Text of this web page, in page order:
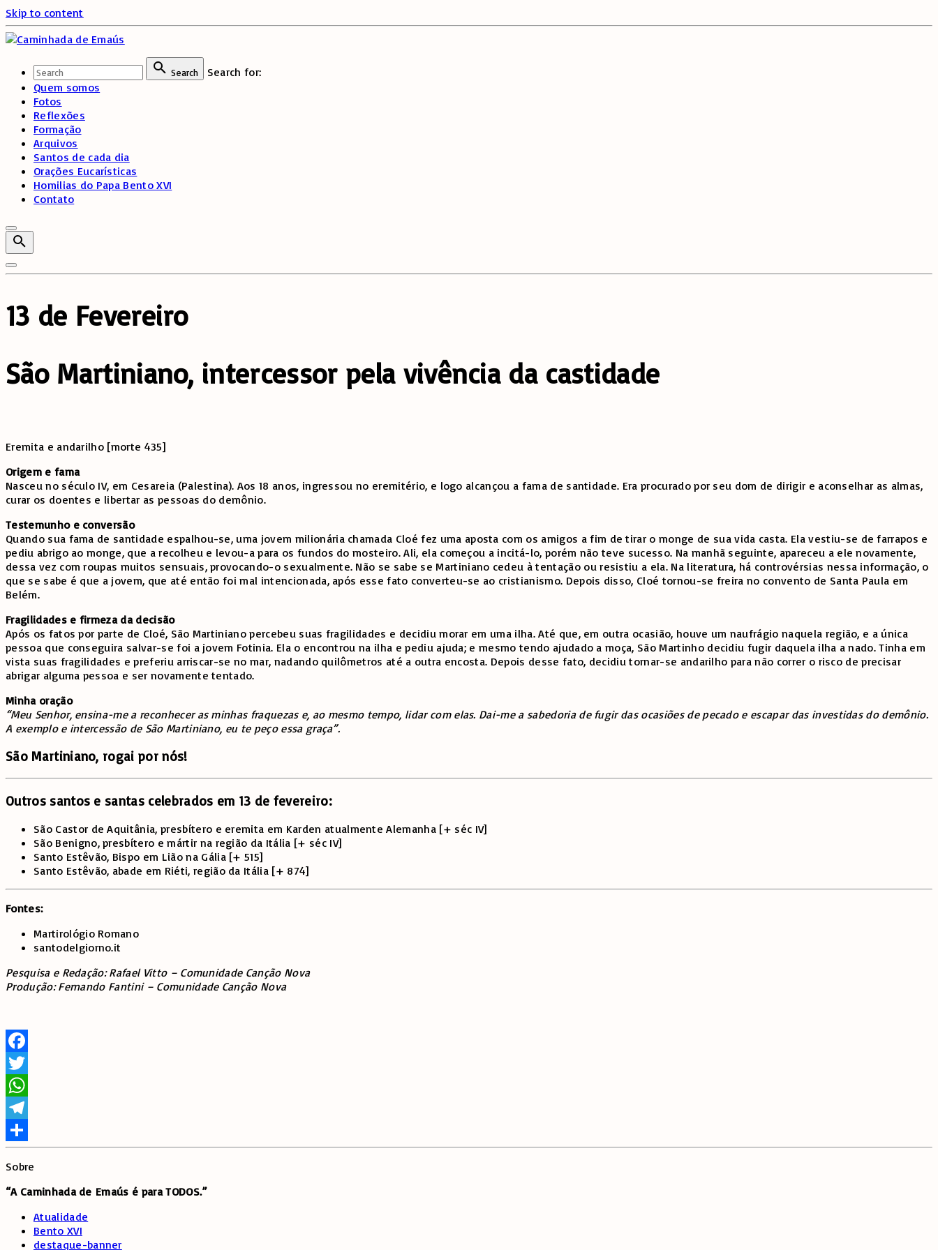
Skip to content
Search
Search for:
Quem somos
Fotos
Reflexões
Formação
Arquivos
Santos de cada dia
Orações Eucarísticas
Homilias do Papa Bento XVI
Contato
13 de Fevereiro
São Martiniano, intercessor pela vivência da castidade
Eremita e andarilho [morte 435]
Origem e fama
Nasceu no século IV, em Cesareia (Palestina). Aos 18 anos, ingressou no eremitério, e logo alcançou a fama de santidade. Era procurado por seu dom de dirigir e aconselhar as almas,
curar os doentes e libertar as pessoas do demônio.
Testemunho e conversão
Quando sua fama de santidade espalhou-se, uma jovem milionária chamada Cloé fez uma aposta com os amigos a fim de tirar o monge de sua vida casta. Ela vestiu-se de farrapos e
pediu abrigo ao monge, que a recolheu e levou-a para os fundos do mosteiro. Ali, ela começou a incitá-lo, porém não teve sucesso. Na manhã seguinte, apareceu a ele novamente,
dessa vez com roupas muitos sensuais, provocando-o sexualmente. Não se sabe se Martiniano cedeu à tentação ou resistiu a ela. Na literatura, há controvérsias nessa informação, o
que se sabe é que a jovem, que até então foi mal intencionada, após esse fato converteu-se ao cristianismo. Depois disso, Cloé tornou-se freira no convento de Santa Paula em
Belém.
Fragilidades e firmeza da decisão
Após os fatos por parte de Cloé, São Martiniano percebeu suas fragilidades e decidiu morar em uma ilha. Até que, em outra ocasião, houve um naufrágio naquela região, e a única
pessoa que conseguira salvar-se foi a jovem Fotinia. Ela o encontrou na ilha e pediu ajuda; e mesmo tendo ajudado a moça, São Martinho decidiu fugir daquela ilha a nado. Tinha em
vista suas fragilidades e preferiu arriscar-se no mar, nadando quilômetros até a outra encosta. Depois desse fato, decidiu tornar-se andarilho para não correr o risco de precisar
abrigar alguma pessoa e ser novamente tentado.
Minha oração
“Meu Senhor, ensina-me a reconhecer as minhas fraquezas e, ao mesmo tempo, lidar com elas. Dai-me a sabedoria de fugir das ocasiões de pecado e escapar das investidas do demônio.
A exemplo e intercessão de São Martiniano, eu te peço essa graça”.
São Martiniano, rogai por nós!
Outros santos e santas celebrados em 13 de fevereiro:
São Castor de Aquitânia, presbítero e eremita em Karden atualmente Alemanha [+ séc IV]
São Benigno, presbítero e mártir na região da Itália [+ séc IV]
Santo Estêvão, Bispo em Lião na Gália [+ 515]
Santo Estêvão, abade em Riéti, região da Itália [+ 874]
Fontes:
Martirológio Romano
santodelgiorno.it
Pesquisa e Redação: Rafael Vitto – Comunidade Canção Nova
Produção: Fernando Fantini – Comunidade Canção Nova
Facebook
Twitter
WhatsApp
Telegram
Share
Sobre
“A Caminhada de Emaús é para TODOS.”
Atualidade
Bento XVI
destaque-banner